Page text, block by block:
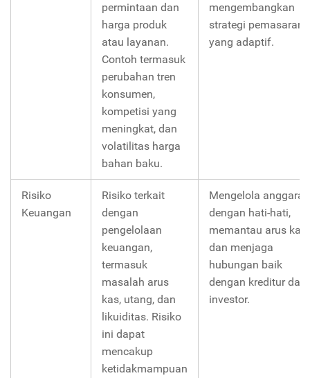
permintaan dan
harga produk
atau layanan.
Contoh termasuk
perubahan tren
konsumen,
kompetisi yang
meningkat, dan
volatilitas harga
bahan baku.
mengembangkan
strategi pemasaran
yang adaptif.
Risiko
Keuangan
Risiko terkait
dengan
pengelolaan
keuangan,
termasuk
masalah arus
kas, utang, dan
likuiditas. Risiko
ini dapat
mencakup
ketidakmampuan
Mengelola anggaran
dengan hati-hati,
memantau arus kas,
dan menjaga
hubungan baik
dengan kreditur dan
investor.